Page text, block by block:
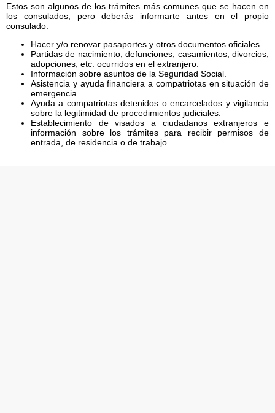
Estos son algunos de los trámites más comunes que se hacen en
los consulados, pero deberás informarte antes en el propio
consulado.
Hacer y/o renovar pasaportes y otros documentos oficiales.
Partidas de nacimiento, defunciones, casamientos, divorcios,
adopciones, etc. ocurridos en el extranjero.
Información sobre asuntos de la Seguridad Social.
Asistencia y ayuda financiera a compatriotas en situación de
emergencia.
Ayuda a compatriotas detenidos o encarcelados y vigilancia
sobre la legitimidad de procedimientos judiciales.
Establecimiento de visados a ciudadanos extranjeros e
información sobre los trámites para recibir permisos de
entrada, de residencia o de trabajo.